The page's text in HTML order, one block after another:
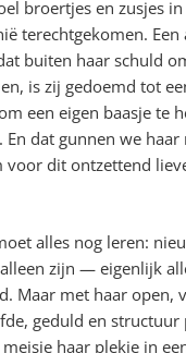
broertjes en zusjes
terechtgekomen.
buiten haar schuld
is zij gedoemd tot
een eigen baasje te
dat gunnen we
dit ontzettend
alles nog leren:
zijn — eigenlijk
Maar met haar open,
geduld en
haar plekje in